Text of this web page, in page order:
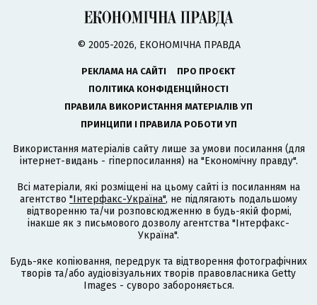
© 2005-2026, ЕКОНОМІЧНА ПРАВДА
РЕКЛАМА НА САЙТІ
ПРО ПРОЄКТ
ПОЛІТИКА КОНФІДЕНЦІЙНОСТІ
ПРАВИЛА ВИКОРИСТАННЯ МАТЕРІАЛІВ УП
ПРИНЦИПИ І ПРАВИЛА РОБОТИ УП
Використання матеріалів сайту лише за умови посилання (для
інтернет-видань - гіперпосилання) на "Економічну правду".
Всі матеріали, які розміщені на цьому сайті із посиланням на
агентство "Інтерфакс-Україна", не підлягають подальшому
відтворенню та/чи розповсюдженню в будь-якій формі,
інакше як з письмового дозволу агентства "Інтерфакс-
Україна".
Будь-яке копіювання, передрук та відтворення фотографічних
творів та/або аудіовізуальних творів правовласника Getty
Images - суворо забороняється.